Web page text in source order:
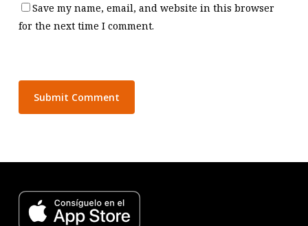
Save my name, email, and website in this browser
for the next time I comment.